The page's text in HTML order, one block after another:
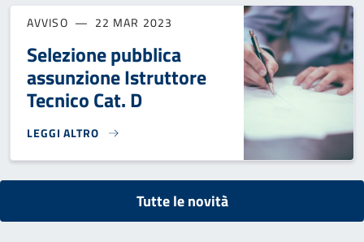
AVVISO 22 MAR 2023
Selezione pubblica
assunzione Istruttore
Tecnico Cat. D
LEGGI ALTRO
SELEZIONE PUBBLICA ASSUNZIONE ISTRUTTORE TECNICO
Tutte le novità